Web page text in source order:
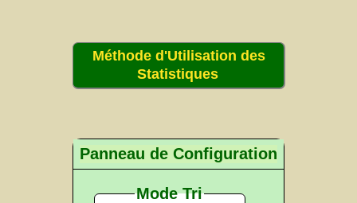
Méthode d'Utilisation des
Statistiques
Panneau de Configuration
Mode Tri